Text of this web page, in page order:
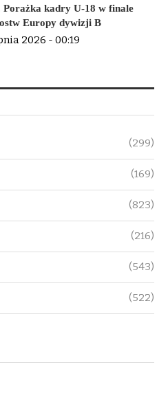
Porażka kadry U-18 w finale
Europy dywizji B
2026 - 00:19
(299)
(169)
(823)
(216)
(543)
(522)